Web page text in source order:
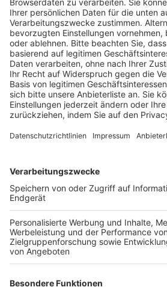
Trainerausbildung
Schulungsangebot Vereinsmitarbeiter
BFV-Geschäftsstellen
Trainerbörse
Login SpielPlus
FOLGE DEM BFV
TOP-VEREINE
TOP-PARTNER